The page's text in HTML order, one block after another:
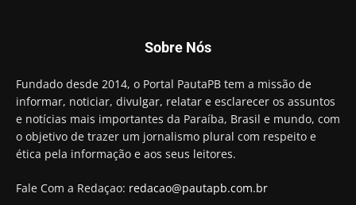
preso e faz vídeo na cadeia
Hugo Motta retira projeto que permitia bancos
"confiscar" dinheiro de clientes
01:49
Descaso da gestão Panta deixa crianças e
professoras 'ilhadas' em creche
00:16
Sobre Nós
Fundado desde 2014, o Portal PautaPB tem a missão de
informar, noticiar, divulgar, relatar e esclarecer os assuntos
e notícias mais importantes da Paraíba, Brasil e mundo, com
o objetivo de trazer um jornalismo plural com respeito e
ética pela informação e aos seus leitores.
Fale Com a Redaçao: redacao@pautapb.com.br